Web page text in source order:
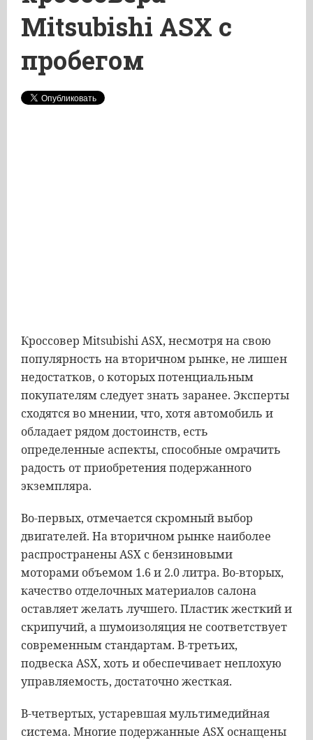
Mitsubishi ASX с
пробегом
Кроссовер Mitsubishi ASX, несмотря на свою
популярность на вторичном рынке, не лишен
недостатков, о которых потенциальным
покупателям следует знать заранее. Эксперты
сходятся во мнении, что, хотя автомобиль и
обладает рядом достоинств, есть
определенные аспекты, способные омрачить
радость от приобретения подержанного
экземпляра.
Во-первых, отмечается скромный выбор
двигателей. На вторичном рынке наиболее
распространены ASX с бензиновыми
моторами объемом 1.6 и 2.0 литра. Во-вторых,
качество отделочных материалов салона
оставляет желать лучшего. Пластик жесткий и
скрипучий, а шумоизоляция не соответствует
современным стандартам. В-третьих,
подвеска ASX, хоть и обеспечивает неплохую
управляемость, достаточно жесткая.
В-четвертых, устаревшая мультимедийная
система. Многие подержанные ASX оснащены